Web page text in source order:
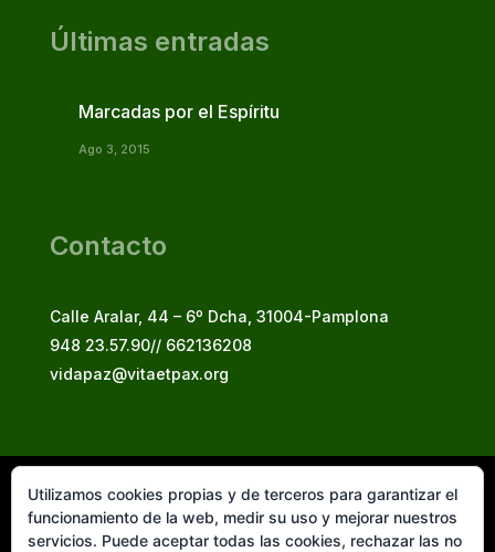
Últimas entradas
Marcadas por el Espíritu
Ago 3, 2015
Contacto
Calle Aralar, 44 – 6º Dcha, 31004-Pamplona
948 23.57.90// 662136208
vidapaz@vitaetpax.org
Vita et Pax, 2025
© Instituto Secular Vita et Pax in Christo Jesu
Utilizamos cookies propias y de terceros para garantizar el
funcionamiento de la web, medir su uso y mejorar nuestros
servicios. Puede aceptar todas las cookies, rechazar las no